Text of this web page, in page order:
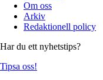
Om oss
Arkiv
Redaktionell policy
Har du ett nyhetstips?
Tipsa oss!